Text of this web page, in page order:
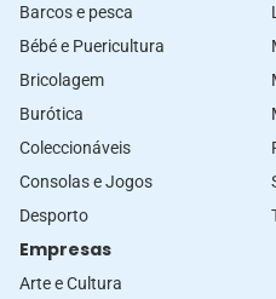
Barcos e pesca
Bébé e Puericultura
Bricolagem
Burótica
Coleccionáveis
Consolas e Jogos
Desporto
Empresas
Arte e Cultura